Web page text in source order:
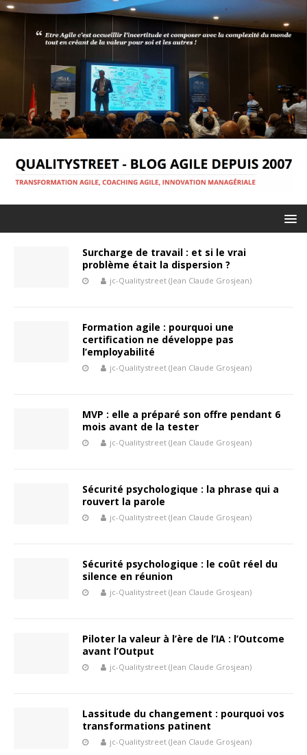
Surcharge de travail : et si le vrai
problème était la dispersion ?
jc-Qualitystreet (Jean Claude Grosjean)
Formation agile : pourquoi une
certification ne développe pas
l’employabilité
jc-Qualitystreet (Jean Claude Grosjean)
MVP : elle a préparé son offre pendant 6
mois avant de la tester
jc-Qualitystreet (Jean Claude Grosjean)
Sécurité psychologique : la phrase qui a
rouvert la parole
jc-Qualitystreet (Jean Claude Grosjean)
Sécurité psychologique : le coût réel du
silence en réunion
jc-Qualitystreet (Jean Claude Grosjean)
Piloter la valeur à l’ère de l’IA : l’Outcome
avant l’Output
jc-Qualitystreet (Jean Claude Grosjean)
Lassitude du changement : pourquoi vos
transformations patinent
jc-Qualitystreet (Jean Claude Grosjean)